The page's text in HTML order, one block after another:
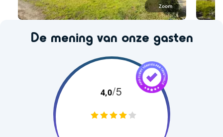
Zoom
De mening van onze gasten
4,0/5